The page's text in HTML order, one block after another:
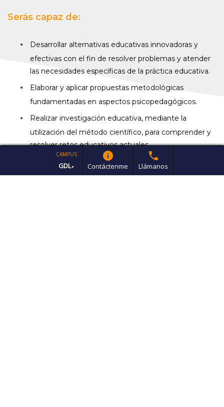
CAMPUS
GDL▼
info
Contáctenme
phone
Llámanos
Serás capaz de:
Desarrollar alternativas educativas innovadoras y
efectivas con el fin de resolver problemas y atender
las necesidades específicas de la práctica educativa.
Elaborar y aplicar propuestas metodológicas
fundamentadas en aspectos psicopedagógicos.
Realizar investigación educativa, mediante la
utilización del método científico, para comprender y
resolver retos educativos actuales.